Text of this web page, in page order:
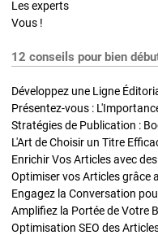
Les experts
Vous !
12 conseils pour bien
Développez une Ligne
Présentez-vous :
L'Art de Choisir un Titre
Optimiser vos Articles grâce
Engagez la Conversation
Amplifiez la Portée de Votre